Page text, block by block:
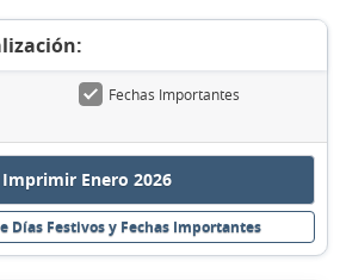
Fechas Importantes
Imprimir Enero 2026
Días Festivos y Fechas Importantes